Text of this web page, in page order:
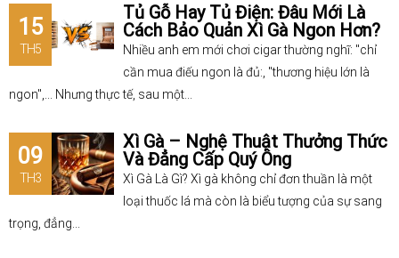
15
TH5
Tủ Gỗ Hay Tủ Điện: Đâu Mới Là
Cách Bảo Quản Xì Gà Ngon Hơn?
Nhiều anh em mới chơi cigar thường nghĩ: "chỉ
cần mua điếu ngon là đủ:, "thương hiệu lớn là
ngon",... Nhưng thực tế, sau một...
09
TH3
Xì Gà – Nghệ Thuật Thưởng Thức
Và Đẳng Cấp Quý Ông
Xì Gà Là Gì? Xì gà không chỉ đơn thuần là một
loại thuốc lá mà còn là biểu tượng của sự sang
trọng, đẳng...